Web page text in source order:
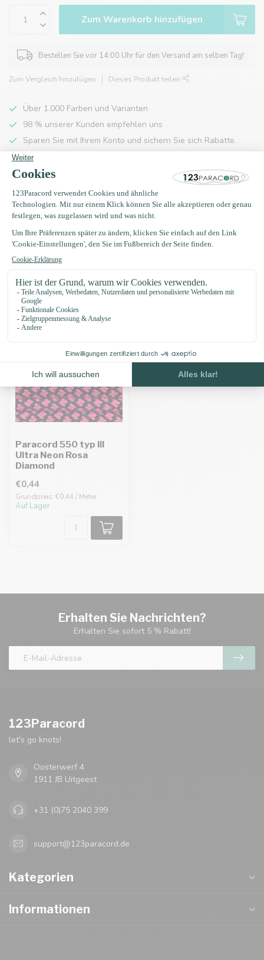
Zum Warenkorb hinzufügen
Bestellen Sie vor 14:00 Uhr für den Versand am selben Tag!
Zum Vergleich hinzufügen Dieses Produkt teilen
Über 1.000 Farben und Varianten
98 % unserer Kunden empfehlen uns
Sparen Sie mit Ihrem Konto und sichern Sie sich Rabatte.
Kostenlose Lieferung nach Hause ab 150 €
Produktbeschreibung
Eigenschaften
Zuletzt angesehen
Paracord 550 typ III
Ultra Neon Rosa
Diamond
€0,44
Grundpreis: €0,44 / Meter
Auf Lager
Erhalten Sie Nachrichten?
Erhalten Sie sofort 5 % Rabatt!
123Paracord
let's go knots!
Oosterwerf 4
1911 JB Uitgeest
+31 (0)75 2040 399
support@123paracord.de
Kategorien
Informationen